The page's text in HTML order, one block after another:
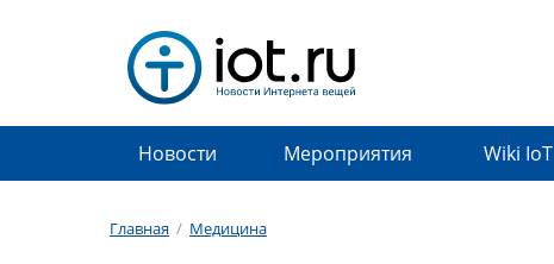
Новости Мероприятия Wiki IoT
Главная / Медицина